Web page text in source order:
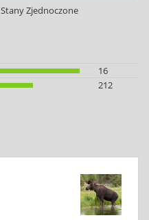
Stany Zjednoczone
16
212